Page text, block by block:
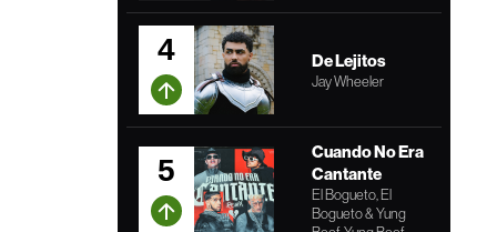
4 De Lejitos
Jay Wheeler
5
Cuando No Era
Cantante
El Bogueto, El
Bogueto & Yung